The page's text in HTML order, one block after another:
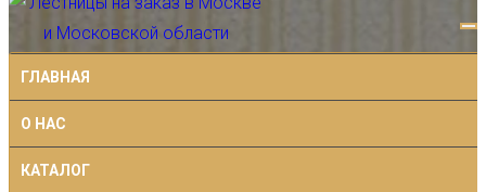
ГЛАВНАЯ
О НАС
КАТАЛОГ